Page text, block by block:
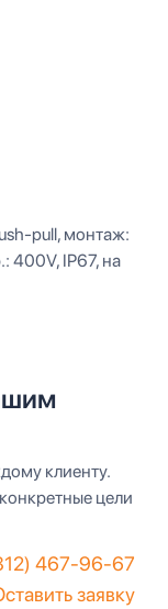
pull, монтаж:
400V, IP67, на
клиенту.
цели
467-96-67
заявку